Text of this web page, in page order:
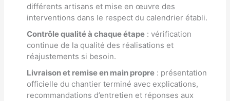
différents artisans et mise en œuvre des
interventions dans le respect du calendrier établi.
Contrôle qualité à chaque étape : vérification
continue de la qualité des réalisations et
réajustements si besoin.
Livraison et remise en main propre : présentation
officielle du chantier terminé avec explications,
recommandations d’entretien et réponses aux